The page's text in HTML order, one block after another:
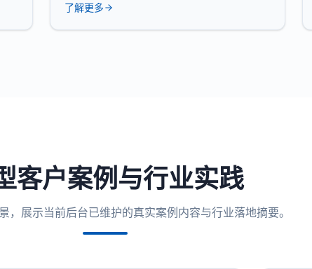
了解更多
客户案例与行业实践
，展示当前后台已维护的真实案例内容与行业落地摘要。